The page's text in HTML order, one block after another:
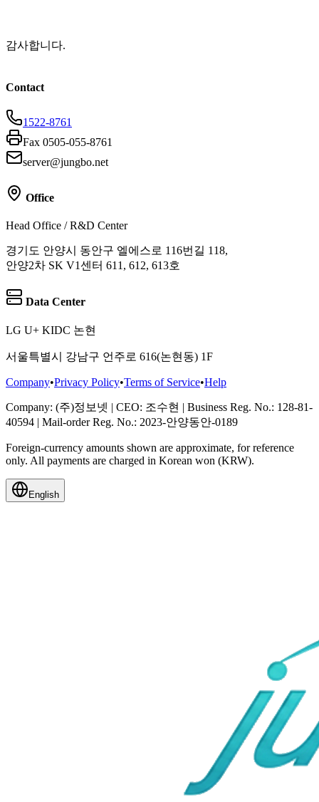
감사합니다.
Contact
1522-8761
Fax 0505-055-8761
server@jungbo.net
Office
Head Office / R&D Center
경기도 안양시 동안구 엘에스로 116번길 118,
안양2차 SK V1센터 611, 612, 613호
Data Center
LG U+ KIDC 논현
서울특별시 강남구 언주로 616(논현동) 1F
Company•Privacy Policy•Terms of Service•Help
Company: (주)정보넷 | CEO: 조수현 | Business Reg. No.: 128-81-
40594 | Mail-order Reg. No.: 2023-안양동안-0189
Foreign-currency amounts shown are approximate, for reference
only. All payments are charged in Korean won (KRW).
English